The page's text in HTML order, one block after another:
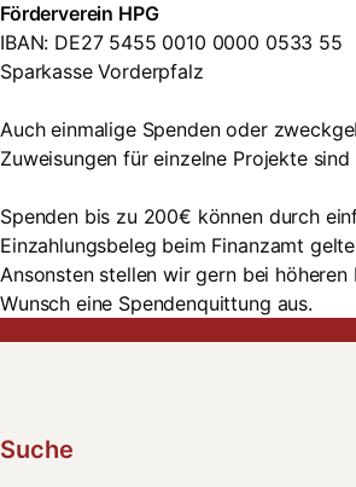
Förderverein HPG
IBAN: DE27 5455 0010 0000 0533 55
Sparkasse Vorderpfalz
Auch einmalige Spenden oder
Zuweisungen für einzelne Projekte
Spenden bis zu 200€ können durch
Einzahlungsbeleg beim Finanzamt
Ansonsten stellen wir gern bei
Wunsch eine Spendenquittung aus.
Suche